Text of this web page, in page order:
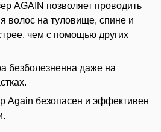
AGAIN позволяет проводить
волос на туловище, спине и
чем с помощью других
безболезненна даже на
Again безопасен и эффективен